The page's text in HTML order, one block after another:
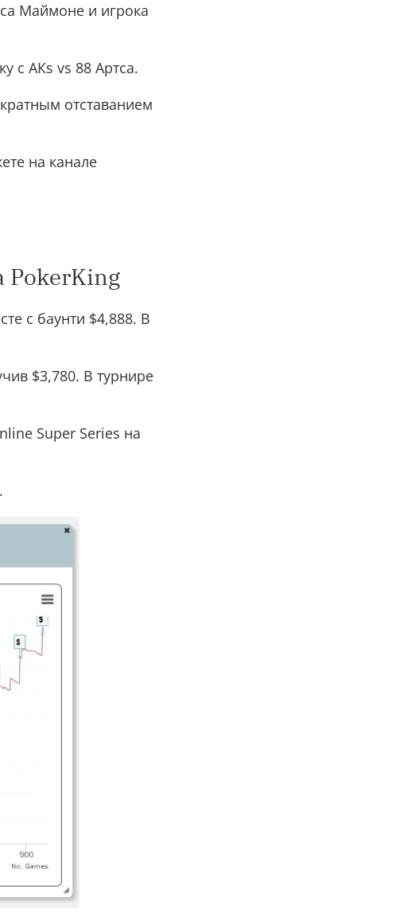
Маймоне и игрока
с АКs vs 88 Артса.
отставанием
на канале
PokerKing
с баунти $4,888. В
$3,780. В турнире
Super Series на